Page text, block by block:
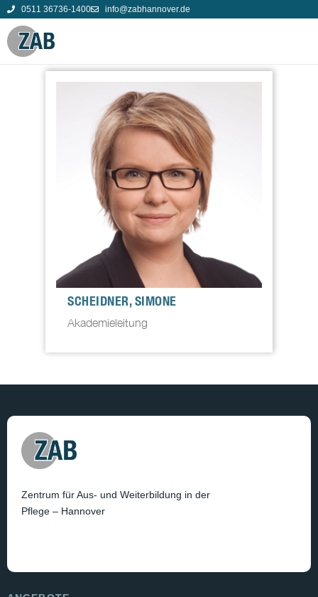
0511 36736-1400 info@zabhannover.de
SCHEIDNER, SIMONE
Akademieleitung
Zentrum für Aus- und Weiterbildung in der
Pflege – Hannover